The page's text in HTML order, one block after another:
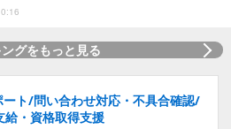
グをもっと見る
ート/問い合わせ対応・不具合確認/
・資格取得支援